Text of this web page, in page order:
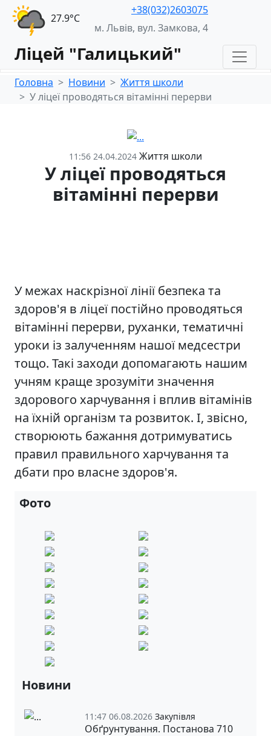
27.9°С
+38(032)2603075
м. Львів, вул. Замкова, 4
Ліцей "Галицький"
Головна Новини
Життя школи
У ліцеї проводяться вітамінні перерви
11:56 24.04.2024 Життя школи
У ліцеї проводяться
вітамінні перерви
У межах наскрізної лінії безпека та
здоров'я в ліцеї постійно проводяться
вітамінні перерви, руханки, тематичні
уроки із залученням нашої медсестри
тощо. Такі заходи допомагають нашим
учням краще зрозуміти значення
здорового харчування і вплив вітамінів
на їхній організм та розвиток. І, звісно,
створюють бажання дотримуватись
правил правильного харчування та
дбати про власне здоров'я.
Фото
Новини
11:47 06.08.2026 Закупівля
Обґрунтування. Постанова 710